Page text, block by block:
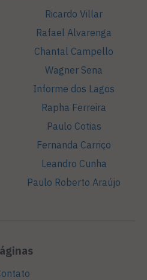
Ricardo Villar
Rafael Alvarenga
Chantal Campello
Wagner Sena
Informe dos Lagos
Rapha Ferreira
Paulo Cotias
Fernanda Carriço
Leandro Cunha
Paulo Roberto Araújo